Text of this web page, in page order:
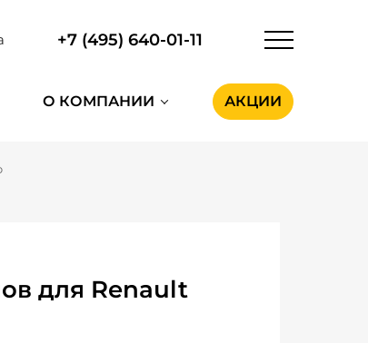
+7 (495) 640-01-11
О КОМПАНИИ АКЦИИ
для Renault